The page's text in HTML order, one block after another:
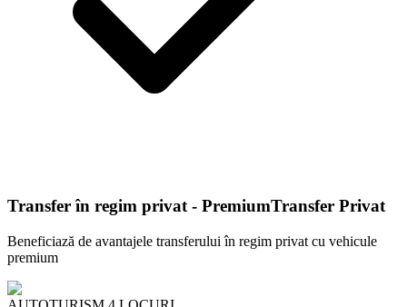
Transfer în regim privat - PremiumTransfer Privat
Beneficiază de avantajele transferului în regim privat cu vehicule
premium